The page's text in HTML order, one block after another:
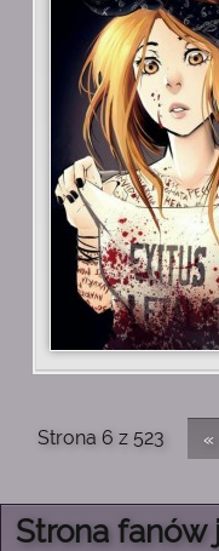
Strona 6 z 523 «
Strona